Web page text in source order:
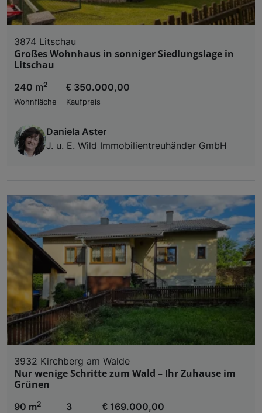
3874 Litschau
Großes Wohnhaus in sonniger Siedlungslage in
Litschau
240 m2
Wohnfläche
€ 350.000,00
Kaufpreis
Daniela Aster
J. u. E. Wild Immobilientreuhänder GmbH
3932 Kirchberg am Walde
Nur wenige Schritte zum Wald – Ihr Zuhause im
Grünen
90 m2
3 € 169.000,00